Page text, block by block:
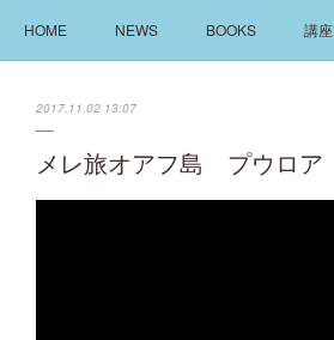
HOME NEWS BOOKS 講座
2017.11.02 13:07
メレ旅オアフ島 プウロア